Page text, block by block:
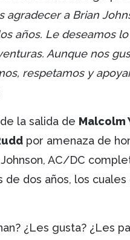
agradecer a Brian
años. Le deseamos
Aunque nos
respetamos y
la salida de Malcolm
por amenaza de
AC/DC
de dos años, los
¿Les gusta? ¿Les